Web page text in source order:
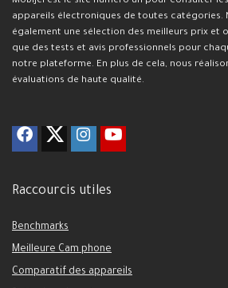
appareils électroniques de toutes catégories.
également une sélection des meilleurs prix et
que des tests et avis professionnels pour
notre plateforme. En plus de cela, nous
évaluations de haute qualité.
Raccourcis utiles
Benchmarks
Meilleure Cam phone
Comparatif des appareils